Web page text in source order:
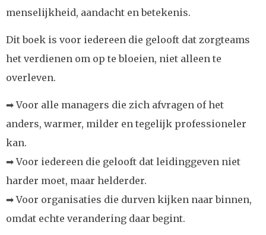
menselijkheid, aandacht en betekenis.
Dit boek is voor iedereen die gelooft dat zorgteams
het verdienen om op te bloeien, niet alleen te
overleven.
➡ Voor alle managers die zich afvragen of het
anders, warmer, milder en tegelijk professioneler
kan.
➡ Voor iedereen die gelooft dat leidinggeven niet
harder moet, maar helderder.
➡ Voor organisaties die durven kijken naar binnen,
omdat echte verandering daar begint.